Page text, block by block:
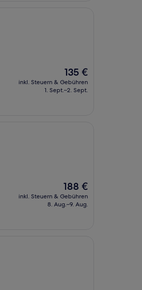
Der
Preis
beträgt
135 €
inkl. Steuern & Gebühren
1. Sept.–2. Sept.
Der
Preis
beträgt
188 €
inkl. Steuern & Gebühren
8. Aug.–9. Aug.